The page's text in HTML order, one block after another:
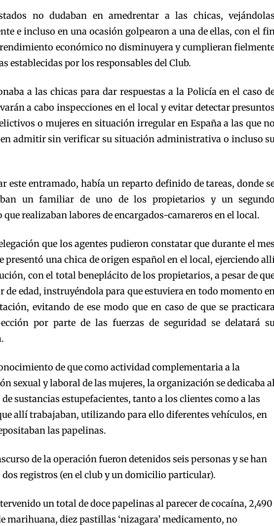
no dudaban en amedrentar a las chicas, vejándolas
e incluso en una ocasión golpearon a una de ellas, con el
rendimiento económico no disminuyera y cumplieran
establecidas por los responsables del Club.
a las chicas para dar respuestas a la Policía en el caso
a cabo inspecciones en el local y evitar detectar presuntos
o mujeres en situación irregular en España a las que no
admitir sin verificar su situación administrativa o incluso
este entramado, había un reparto definido de tareas, donde
un familiar de uno de los propietarios y un segundo
que realizaban labores de encargados-camareros en el local.
que los agentes pudieron constatar que durante el mes
presentó una chica de origen español en el local, ejerciendo
con el total beneplácito de los propietarios, a pesar de
de edad, instruyéndola para que estuviera en todo momento
evitando de ese modo que en caso de que se
por parte de las fuerzas de seguridad se delatará
de que como actividad complementaria a la
sexual y laboral de las mujeres, la organización se dedicaba
sustancias estupefacientes, tanto a los clientes como a las
allí trabajaban, utilizando para ello diferentes vehículos, en
las papelinas.
de la operación fueron detenidos seis personas y se han
registros (en el club y un domicilio particular).
un total de doce papelinas al parecer de cocaína, 2,490
marihuana, diez pastillas ‘nizagara’ medicamento, no